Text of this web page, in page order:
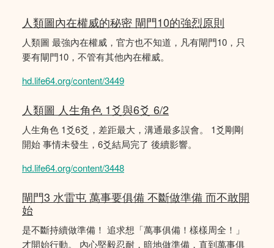
人類圖內在權威的秘密 閘門10的強烈原則
人類圖 最強內在權威，官方也不知道，凡有閘門10，只
要有閘門10，不管有其他內在權威。
hd.life64.org/content/3449
人類圖 人生角色 1爻與6爻 6/2
人生角色 1爻6爻，差距最大，溝通最多誤會。 1爻剛剛
開始 事情未發生，6爻結局完了 後續影響。
hd.life64.org/content/3448
閘門3 水雷屯 萬事要俱備 不斷做準備 而不敢開
始
是不斷持續做準備！ 追求想「萬事俱備！樣樣周全！」
才開始行動。 內心堅毅忍耐，暗地做準備，直到萬事俱